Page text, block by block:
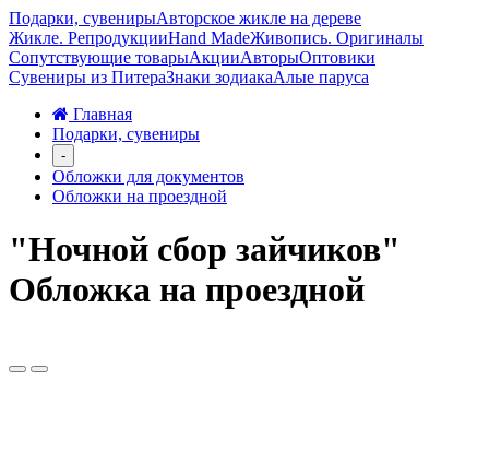
Подарки, сувенирыАвторское жикле на дереве
Жикле. РепродукцииHand MadeЖивопись. Оригиналы
Сопутствующие товарыАкцииАвторыОптовики
Сувениры из ПитераЗнаки зодиакаАлые паруса
Главная
Подарки, сувениры
-
Обложки для документов
Обложки на проездной
"Ночной сбор зайчиков"
Обложка на проездной